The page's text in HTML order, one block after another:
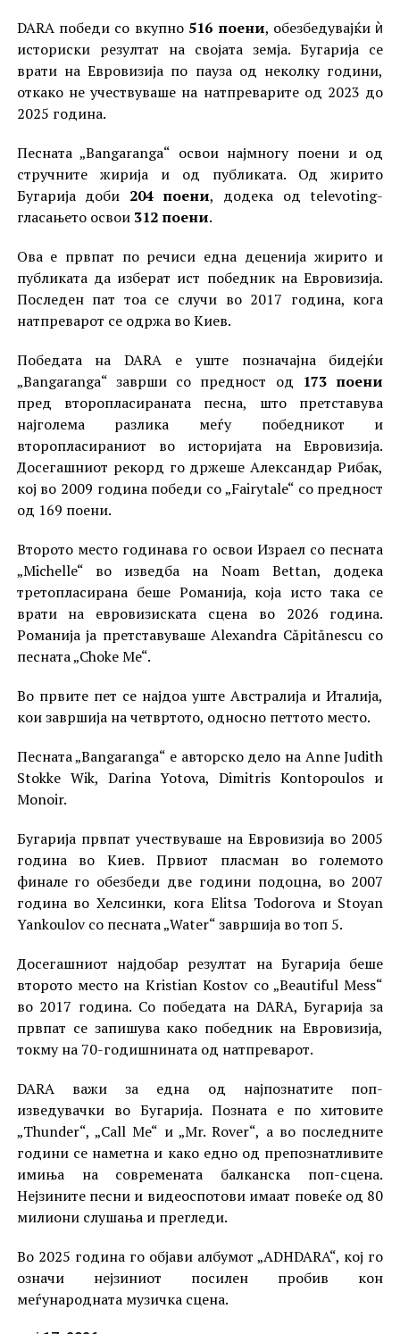
DARA победи со вкупно 516 поени, обезбедувајќи ѝ
историски резултат на својата земја. Бугарија се
врати на Евровизија по пауза од неколку години,
откако не учествуваше на натпреварите од 2023 до
2025 година.
Песната „Bangaranga“ освои најмногу поени и од
стручните жирија и од публиката. Од жирито
Бугарија доби 204 поени, додека од televoting-
гласањето освои 312 поени.
Ова е првпат по речиси една деценија жирито и
публиката да изберат ист победник на Евровизија.
Последен пат тоа се случи во 2017 година, кога
натпреварот се одржа во Киев.
Победата на DARA е уште позначајна бидејќи
„Bangaranga“ заврши со предност од 173 поени
пред второпласираната песна, што претставува
најголема разлика меѓу победникот и
второпласираниот во историјата на Евровизија.
Досегашниот рекорд го држеше Александар Рибак,
кој во 2009 година победи со „Fairytale“ со предност
од 169 поени.
Второто место годинава го освои Израел со песната
„Michelle“ во изведба на Noam Bettan, додека
третопласирана беше Романија, која исто така се
врати на евровизиската сцена во 2026 година.
Романија ја претставуваше Alexandra Căpitănescu со
песната „Choke Me“.
Во првите пет се најдоа уште Австралија и Италија,
кои завршија на четвртото, односно петтото место.
Песната „Bangaranga“ е авторско дело на Anne Judith
Stokke Wik, Darina Yotova, Dimitris Kontopoulos и
Monoir.
Бугарија првпат учествуваше на Евровизија во 2005
година во Киев. Првиот пласман во големото
финале го обезбеди две години подоцна, во 2007
година во Хелсинки, кога Elitsa Todorova и Stoyan
Yankoulov со песната „Water“ завршија во топ 5.
Досегашниот најдобар резултат на Бугарија беше
второто место на Kristian Kostov со „Beautiful Mess“
во 2017 година. Со победата на DARA, Бугарија за
првпат се запишува како победник на Евровизија,
токму на 70-годишнината од натпреварот.
DARA важи за една од најпознатите поп-
изведувачки во Бугарија. Позната е по хитовите
„Thunder“, „Call Me“ и „Mr. Rover“, а во последните
години се наметна и како едно од препознатливите
имиња на современата балканска поп-сцена.
Нејзините песни и видеоспотови имаат повеќе од 80
милиони слушања и прегледи.
Во 2025 година го објави албумот „ADHDARA“, кој го
означи нејзиниот посилен пробив кон
меѓународната музичка сцена.